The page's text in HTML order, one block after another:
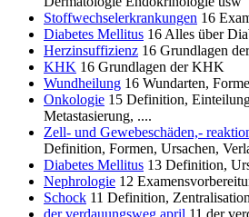
Stoffwechselerkrankungen 16
Diabetes Mellitus 16 Alles über
Herzinsuffizienz 16 Grundlagen
KHK 16 Grundlagen der KHK
Wundheilung 16 Wundarten,
Onkologie 15 Definition,
Metastasierung, ....
Zell- und Gewebeschäden,-
Definition, Formen, Ursachen,
Diabetes Mellitus 13 Definition,
Nephrologie 12
Schock 11 Definition,
der verdauungsweg april 11 der